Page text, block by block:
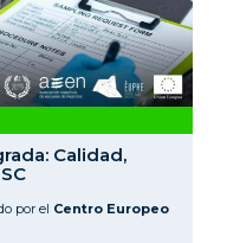
Calidad,
por el Centro Europeo